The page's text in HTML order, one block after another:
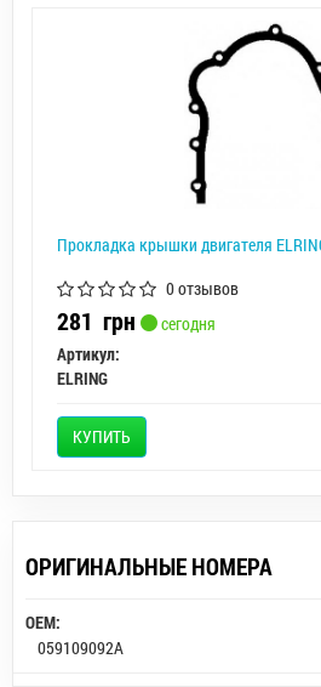
Прокладка крышки двигателя
0 отзывов
281 грн
сегодня
Артикул:
ELRING
КУПИТЬ
ОРИГИНАЛЬНЫЕ НОМЕРА
OEM:
059109092A